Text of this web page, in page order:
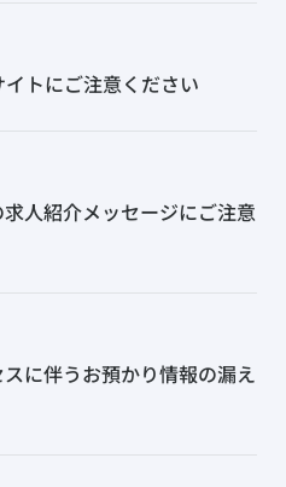
トにご注意ください
人紹介メッセージにご注意
に伴うお預かり情報の漏え